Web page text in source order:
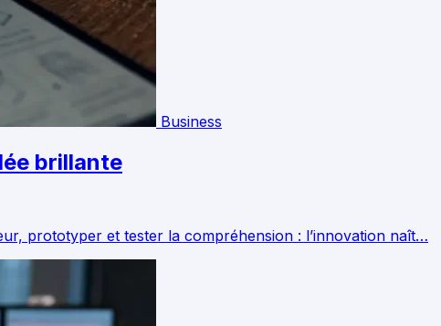
Business
brillante
prototyper et tester la compréhension : l’innovation naît…